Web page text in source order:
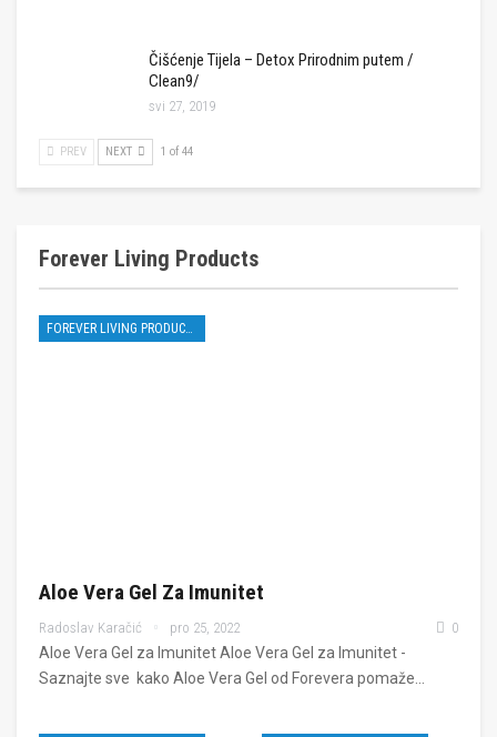
Čišćenje Tijela – Detox Prirodnim putem /
Clean9/
svi 27, 2019
PREV NEXT 1 of 44
Forever Living Products
Aloe Vera Gel Za Imunitet
Radoslav Karačić pro 25, 2022 0
Aloe Vera Gel za Imunitet Aloe Vera Gel za Imunitet -
Saznajte sve kako Aloe Vera Gel od Forevera pomaže…